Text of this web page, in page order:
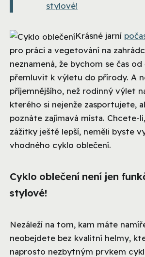
stylové!
Krásné jarní
pro práci a vegetování na
neznamená, že bychom se čas od
přemluvit k výletu do přírody. A
příjemnějšího, než rodinný výlet
kterého si nejenže zasportujete,
poznáte zajímavá místa. Chcete-
zážitky ještě lepší, neměli byste
vhodného cyklo oblečení.
Cyklo oblečení není jen
stylové!
Nezáleží na tom, kam máte
neobejdete bez kvalitní helmy,
naprosto nezbytným prvkem